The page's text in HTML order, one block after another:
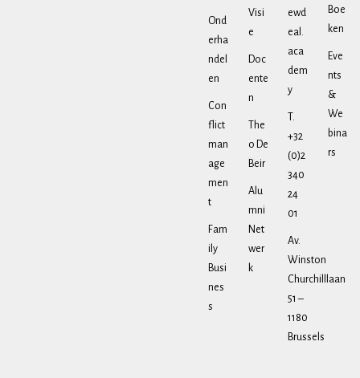
Ond
erha
ndel
en
Con
flict
man
age
men
t
Fam
ily
Busi
nes
s
Visi
e
Doc
ente
n
The
o De
Beir
Alu
mni
Net
wer
k
ewd
eal.
aca
dem
y
T.
+32
(0)2
340
24
01
Av.
Winston
Churchilllaan
51 –
1180
Brussels
Boe
ken
Eve
nts
&
We
bina
rs